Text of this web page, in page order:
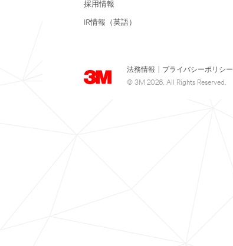
採用情報
IR情報（英語）
法務情報 プライバシーポリシー
© 3M 2026. All Rights Reserved.